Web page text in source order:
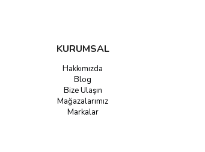
KURUMSAL
Hakkımızda
Blog
Bize Ulaşın
Mağazalarımız
Markalar